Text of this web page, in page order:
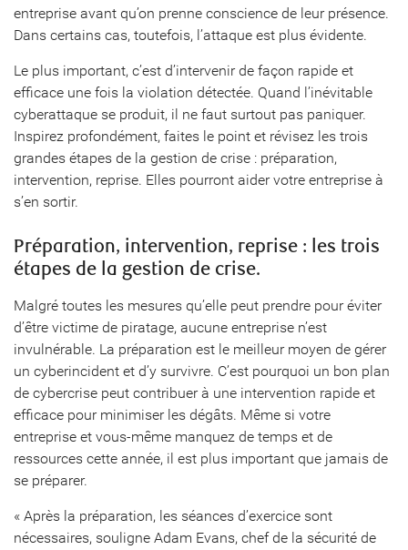
entreprise avant qu’on prenne conscience de leur présence.
Dans certains cas, toutefois, l’attaque est plus évidente.
Le plus important, c’est d’intervenir de façon rapide et
efficace une fois la violation détectée. Quand l’inévitable
cyberattaque se produit, il ne faut surtout pas paniquer.
Inspirez profondément, faites le point et révisez les trois
grandes étapes de la gestion de crise : préparation,
intervention, reprise. Elles pourront aider votre entreprise à
s’en sortir.
Préparation, intervention, reprise : les trois
étapes de la gestion de crise.
Malgré toutes les mesures qu’elle peut prendre pour éviter
d’être victime de piratage, aucune entreprise n’est
invulnérable. La préparation est le meilleur moyen de gérer
un cyberincident et d’y survivre. C’est pourquoi un bon plan
de cybercrise peut contribuer à une intervention rapide et
efficace pour minimiser les dégâts. Même si votre
entreprise et vous-même manquez de temps et de
ressources cette année, il est plus important que jamais de
se préparer.
« Après la préparation, les séances d’exercice sont
nécessaires, souligne Adam Evans, chef de la sécurité de